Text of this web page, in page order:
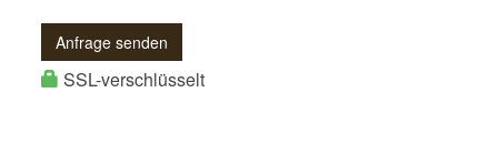
Anfrage senden
SSL-verschlüsselt